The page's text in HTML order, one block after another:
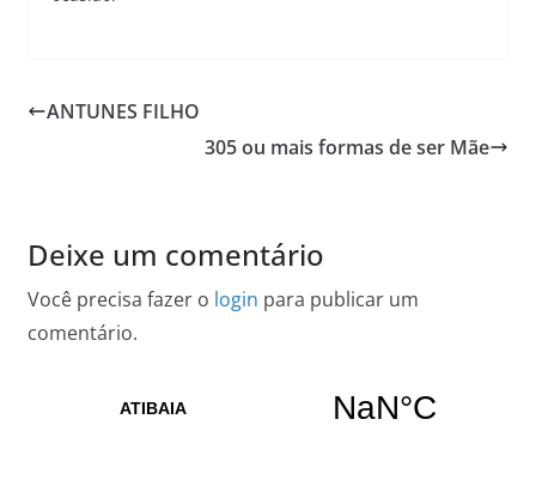
ANTUNES FILHO
305 ou mais formas de ser Mãe
Deixe um comentário
Você precisa fazer o login para publicar um
comentário.